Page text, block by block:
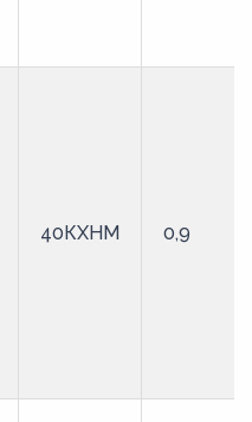
40КХНМ 0,9